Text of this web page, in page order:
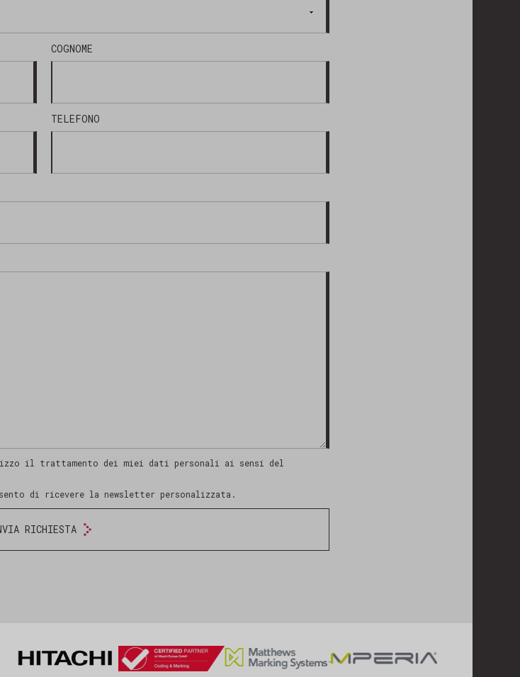
COGNOME
TELEFONO
il trattamento dei miei dati personali ai sensi del
di ricevere la newsletter personalizzata.
RICHIESTA